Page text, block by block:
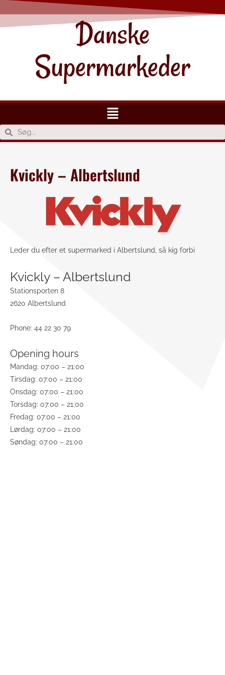
Danske
Supermarkeder
Kvickly – Albertslund
Leder du efter et supermarked i Albertslund, så kig forbi
Kvickly – Albertslund
Stationsporten 8
2620 Albertslund
Phone: 44 22 30 79
Opening hours
Mandag: 07:00 – 21:00
Tirsdag: 07:00 – 21:00
Onsdag: 07:00 – 21:00
Torsdag: 07:00 – 21:00
Fredag: 07:00 – 21:00
Lørdag: 07:00 – 21:00
Søndag: 07:00 – 21:00